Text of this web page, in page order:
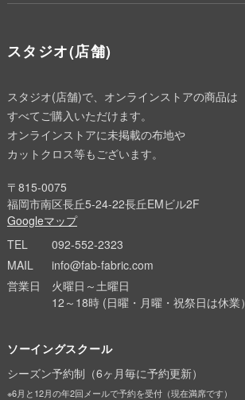
スタジオ(店舗)
スタジオ(店舗)で、オンラインストアの商品は
すべてご購入いただけます。
オンラインストアに未掲載の布地や
カットクロス等もございます。
〒815-0075
福岡市南区長丘5-24-22長丘EMビル2F
Googleマップ
TEL
092-552-2323
MAIL
info@fab-fabric.com
営業日
火曜日～土曜日
12～18時 (日曜・月曜・祝祭日は休業）
ソーイングスクール
シーズン予約制（6ヶ月毎に予約更新）
※6月と12月の年2回メールで予約を受付（現在満席です）